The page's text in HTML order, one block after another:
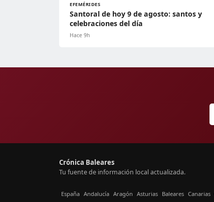
EFEMÉRIDES
Santoral de hoy 9 de agosto: santos y
celebraciones del día
Hace 9h
Crónica Baleares
Tu fuente de información local actualizada.
España Andalucía Aragón Asturias Baleares Canarias